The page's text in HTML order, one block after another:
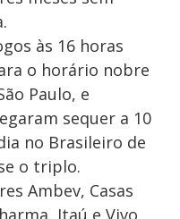
às 16 horas
o horário nobre
Paulo, e
sequer a 10
no Brasileiro de
o triplo.
Ambev, Casas